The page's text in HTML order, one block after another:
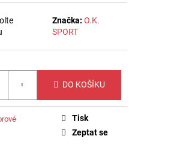
Značka: O.K.
SPORT
DO KOŠÍKU
Tisk
Zeptat se